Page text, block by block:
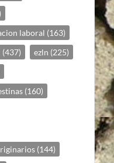
laboral (163)
(437) ezln (225)
(160)
(144)